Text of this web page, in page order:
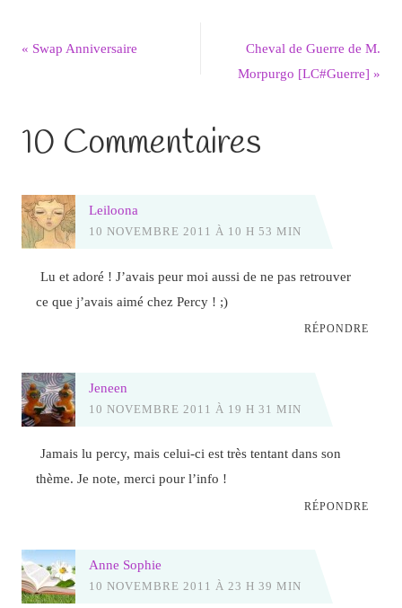
« Swap Anniversaire
Cheval de Guerre de M.
Morpurgo [LC#Guerre]»
10 Commentaires
Leiloona
10 NOVEMBRE 2011 À 10 H 53 MIN
Lu et adoré ! J’avais peur moi aussi de ne pas retrouver
ce que j’avais aimé chez Percy ! ;)
RÉPONDRE
Jeneen
10 NOVEMBRE 2011 À 19 H 31 MIN
Jamais lu percy, mais celui-ci est très tentant dans son
thème. Je note, merci pour l’info !
RÉPONDRE
Anne Sophie
10 NOVEMBRE 2011 À 23 H 39 MIN